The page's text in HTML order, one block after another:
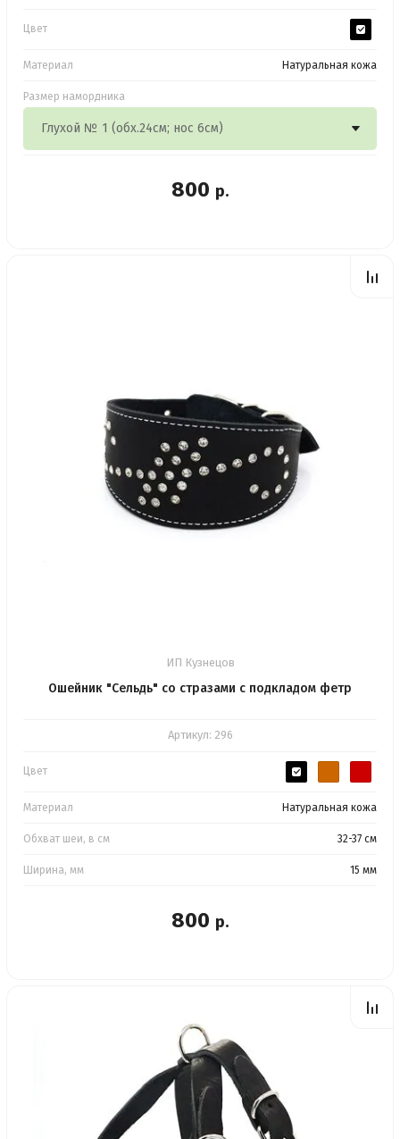
Цвет
Материал Натуральная кожа
Размер намордника
800 р.
ИП Кузнецов
Ошейник "Сельдь" со стразами с подкладом фетр
Артикул: 296
Цвет
Материал Натуральная кожа
Обхват шеи, в см 32-37 см
Ширина, мм 15 мм
800 р.